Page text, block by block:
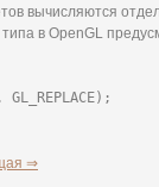
вычисляются
типа в OpenGL
GL_REPLACE);
⇒